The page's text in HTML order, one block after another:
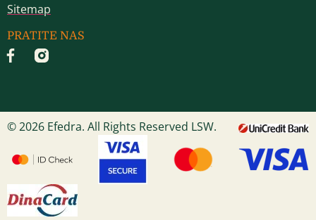
Sitemap
PRATITE NAS
© 2026 Efedra. All Rights Reserved LSW.